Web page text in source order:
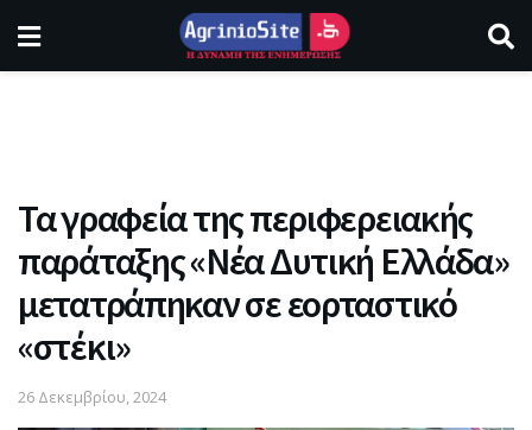
Τα γραφεία της περιφερειακής
παράταξης «Νέα Δυτική Ελλάδα»
μετατράπηκαν σε εορταστικό
«στέκι»
26 Δεκεμβρίου, 2024